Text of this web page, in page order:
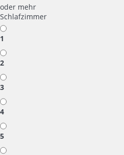
oder mehr
Schlafzimmer
1
2
3
4
5